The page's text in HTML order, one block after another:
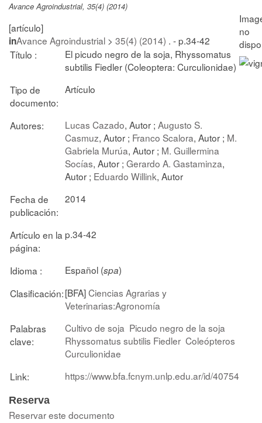
Avance Agroindustrial, 35(4) (2014)
[artículo]
inAvance Agroindustrial > 35(4) (2014) . - p.34-42
Título :
El picudo negro de la soja, Rhyssomatus
subtilis Fiedler (Coleoptera: Curculionidae)
Tipo de
documento:
Artículo
Autores: Lucas Cazado, Autor ; Augusto S.
Casmuz, Autor ; Franco Scalora, Autor ; M.
Gabriela Murúa, Autor ; M. Guillermina
Socías, Autor ; Gerardo A. Gastaminza,
Autor ; Eduardo Willink, Autor
Fecha de
publicación:
2014
Artículo en la
página:
p.34-42
Idioma : Español (spa)
Clasificación:[BFA]Ciencias Agrarias y
Veterinarias:Agronomía
Palabras
clave:
Cultivo de soja Picudo negro de la soja
Rhyssomatus subtilis Fiedler Coleópteros
Curculionidae
Link:
https://www.bfa.fcnym.unlp.edu.ar/id/40754
Reserva
Reservar este documento